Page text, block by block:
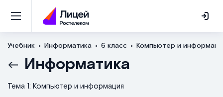
Учебник Информатика 6 класс Компьютер и
Информатика
Тема 1: Компьютер и информация